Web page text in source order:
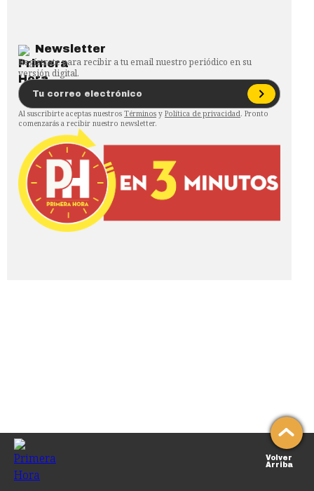
Newsletter
Regístrate para recibir a tu email nuestro periódico en su
versión digital.
Al suscribirte aceptas nuestros Términos y Política de privacidad. Pronto
comenzarás a recibir nuestro newsletter.
Volver
Arriba